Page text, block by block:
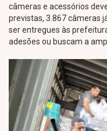
câmeras e acessórios
previstas, 3.867 câmeras
ser entregues às
adesões ou buscam a